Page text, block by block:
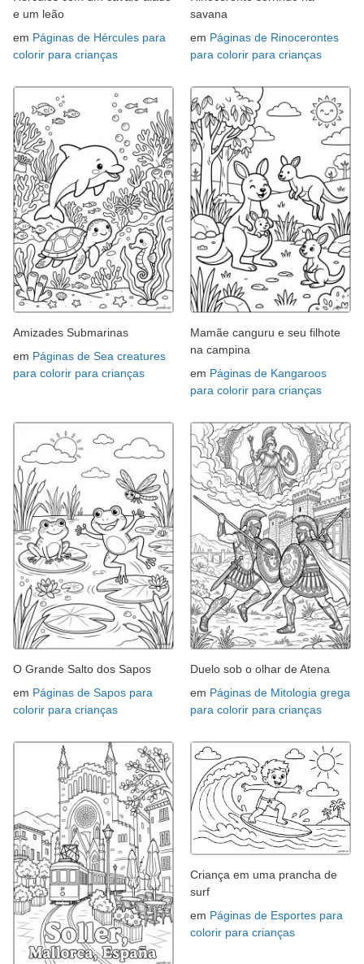
e um leão
em Páginas de Hércules para
colorir para crianças
savana
em Páginas de Rinocerontes
para colorir para crianças
Amizades Submarinas
em Páginas de Sea creatures
para colorir para crianças
Mamãe canguru e seu filhote
na campina
em Páginas de Kangaroos
para colorir para crianças
O Grande Salto dos Sapos
em Páginas de Sapos para
colorir para crianças
Duelo sob o olhar de Atena
em Páginas de Mitologia grega
para colorir para crianças
Criança em uma prancha de
surf
em Páginas de Esportes para
colorir para crianças